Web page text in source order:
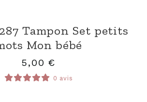
Tampon Set petits
Mon bébé
5,00 €
0 avis